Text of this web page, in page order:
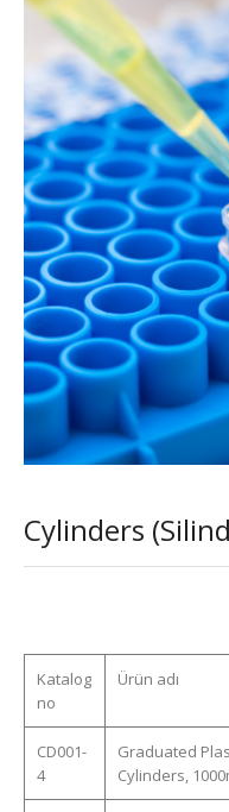
Cylinders
Katalog
no
Ürün adı
CD001-
4
Graduated
Cylinders,